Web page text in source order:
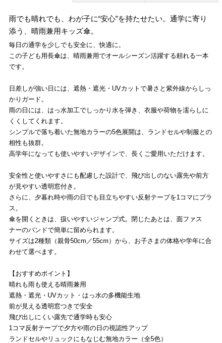
雨でも晴れでも、わが子に“安心”を持たせたい。通学に寄り
添う、晴雨兼用キッズ傘。
毎日の通学を少しでも安全に、快適に。
この子ども用長傘は、晴雨兼用でオールシーズン活躍する頼れる一本
です。
日差しが強い日には、遮熱・遮光・UVカットで暑さと紫外線からしっ
かりガード。
雨の日には、はっ水加工でしっかり水を弾き、衣服や荷物を濡らしに
くくしてくれます。
シンプルで落ち着いた無地カラーの5色展開は、ランドセルや制服との
相性も抜群。
高学年になっても使いやすいデザインで、長くご愛用いただけます。
安全性と使いやすさにも配慮した設計で、飛び出しのない露先や前方
が見やすい透明窓付き。
さらに、夕暮れ時や雨の日でも目立ちやすい反射テープを1コマにプラ
ス。
傘を開くときは、扱いやすいジャンプ式。閉じたあとは、面ファス
ナーのバンドで簡単に留められます。
サイズは2種類（親骨50cm／55cm）から、お子さまの体格や学年に合
わせて選べます。
【おすすめポイント】
晴れも雨も使える晴雨兼用
遮熱・遮光・UVカット・はっ水の多機能生地
前が見える透明窓つきで安全
飛び出しにくい露先で通学時も安心
1コマ反射テープで夕方や雨の日の視認性アップ
ランドセルやリュックにもなじむ無地カラー（全5色）